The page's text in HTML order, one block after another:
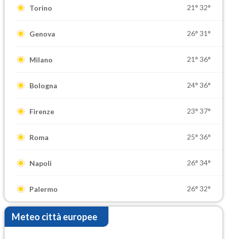
Torino 21° 32°
Genova 26° 31°
Milano 21° 36°
Bologna 24° 36°
Firenze 23° 37°
Roma 25° 36°
Napoli 26° 34°
Palermo 26° 32°
Meteo città europee